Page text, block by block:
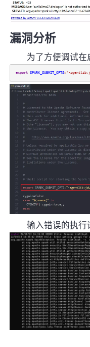
漏洞分析
为了方便调试在
export SPARK_SUBMIT_OPTS="-
输入错误的执行